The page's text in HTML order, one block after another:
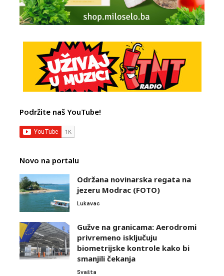
Podržite naš YouTube!
Novo na portalu
Održana novinarska regata na
jezeru Modrac (FOTO)
Lukavac
Gužve na granicama: Aerodromi
privremeno isključuju
biometrijske kontrole kako bi
smanjili čekanja
Svašta